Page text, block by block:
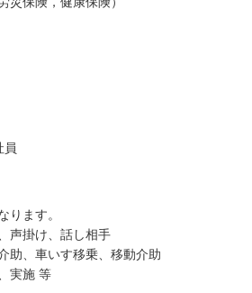
員
ります。
声掛け、話し相手
助、車いす移乗、移動介助
実施 等